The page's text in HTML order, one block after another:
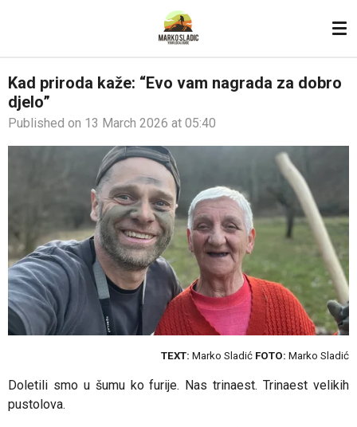
content
Kad priroda kaže: “Evo vam nagrada za dobro
djelo”
Published on 13 March 2026 at 05:40
TEXT: Marko Sladić FOTO: Marko Sladić
Doletili smo u šumu ko furije. Nas trinaest. Trinaest velikih
pustolova.